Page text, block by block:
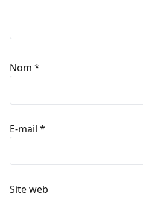
Nom *
E-mail *
Site web